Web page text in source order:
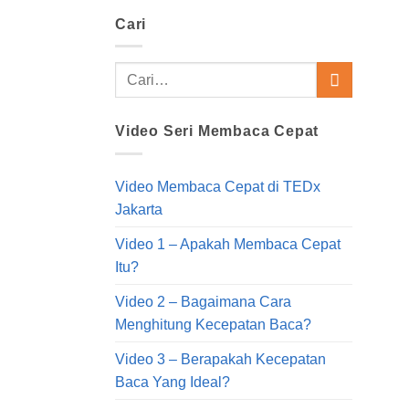
Cari
Video Seri Membaca Cepat
Video Membaca Cepat di TEDx
Jakarta
Video 1 – Apakah Membaca Cepat
Itu?
Video 2 – Bagaimana Cara
Menghitung Kecepatan Baca?
Video 3 – Berapakah Kecepatan
Baca Yang Ideal?